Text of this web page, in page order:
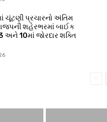
ચૂંટણી પ્રચારનો અંતિમ
શહેરભરમાં બાઈક
3 અને 10માં જોરદાર શક્તિ